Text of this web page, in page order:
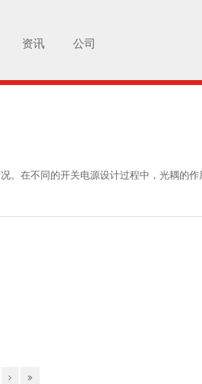
资讯 公司
在不同的开关电源设计过程中，光耦的